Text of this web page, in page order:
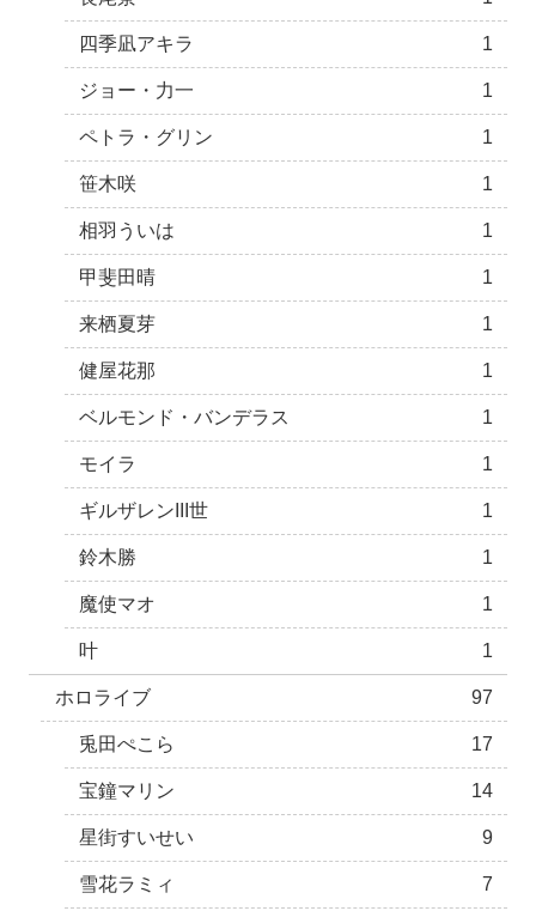
四季凪アキラ 1
ジョー・力一 1
ペトラ・グリン 1
笹木咲 1
相羽ういは 1
甲斐田晴 1
来栖夏芽 1
健屋花那 1
ベルモンド・バンデラス 1
モイラ 1
ギルザレンIII世 1
鈴木勝 1
魔使マオ 1
叶 1
ホロライブ 97
兎田ぺこら 17
宝鐘マリン 14
星街すいせい 9
雪花ラミィ 7